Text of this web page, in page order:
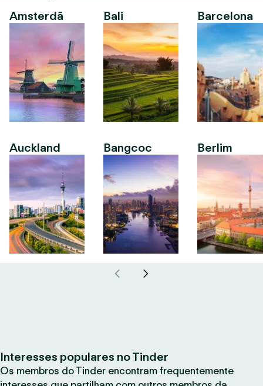
Amsterdã
Auckland
Bali
Bangcoc
Barcelona
Berlim
Interesses populares no Tinder
Os membros do Tinder encontram frequentemente